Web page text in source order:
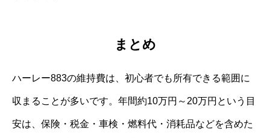
まとめ
ハーレー883の維持費は、初心者でも所有できる範囲に
収まることが多いです。年間約10万円～20万円という目
安は、保険・税金・車検・燃料代・消耗品などを含めた